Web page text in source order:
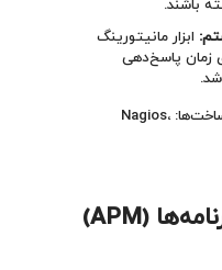
ابزار مانیتورینگ
زمان پاسخ‌دهی
ابزارهای DevOps برای مانیتورینگ زیرساخت‌ها: Nagios،